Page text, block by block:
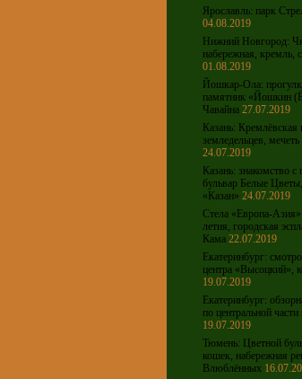
Ярославль: парк
04.08.2019
Нижний Новгород:
набережная, кремль,
01.08.2019
Йошкар-Ола:
памятник «Йошкин
Чавайна 27.07.2019
Казань:
земледельцев,
24.07.2019
Казань: знакомство
бульвар Белые
«Казан» 24.07.2019
Стела «Европа-
летия, городская
Кама 22.07.2019
Екатеринбург:
центра «Высоцкий»,
19.07.2019
Екатеринбург:
по центральной
19.07.2019
Тюмень: Цветной
кошек, набережная
Влюблённых